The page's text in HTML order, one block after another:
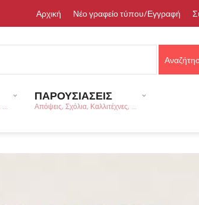
Αρχική Νέο γραφείο τύπου/Εγγραφή
ΠΑΡΟΥΣΙΑΣΕΙΣ
Απόψεις, Σχόλια, Καλλιτέχνες, ...